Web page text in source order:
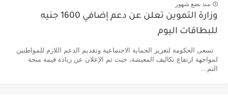
منذ بضع شهور
وزارة التموين تعلن عن دعم إضافي 1600 جنيه
للبطاقات اليوم
تسعى الحكومة لتعزيز الحماية الاجتماعية وتقديم الدعم اللازم للمواطنين
لمواجهة ارتفاع تكاليف المعيشة، حيث تم الإعلان عن زيادة قيمة منحة
التم...